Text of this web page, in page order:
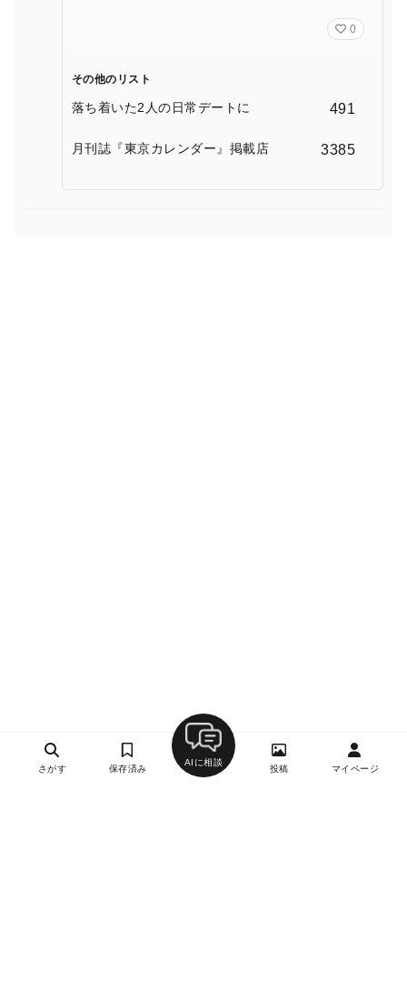
0
その他のリスト
落ち着いた2人の日常デートに 491
月刊誌『東京カレンダー』掲載店 3385
さがす 保存済み
AIに相談
投稿 マイページ